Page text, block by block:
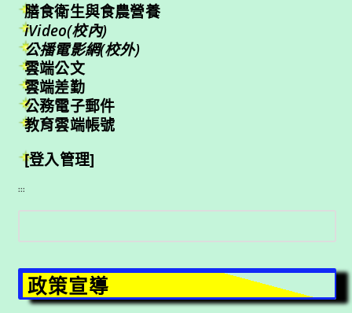
膳食衛生與食農營養
iVideo(校內)
公播電影網(校外)
雲端公文
雲端差勤
公務電子郵件
教育雲端帳號
[登入管理]
:::
搜
尋
政策宣導